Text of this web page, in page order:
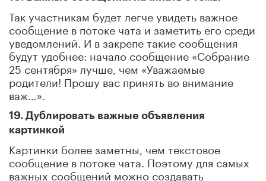
Так участникам будет легче увидеть важное
сообщение в потоке чата и заметить его среди
уведомлений. И в закрепе такие сообщения
будут удобнее: начало сообщение «Собрание
25 сентября» лучше, чем «Уважаемые
родители! Прошу вас принять во внимание
важ…».
19. Дублировать важные объявления
картинкой
Картинки более заметны, чем текстовое
сообщение в потоке чата. Поэтому для самых
важных сообщений можно создавать